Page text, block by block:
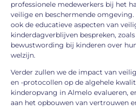
professionele medewerkers bij het
veilige en beschermende
ook de educatieve aspecten van
kinderdagverblijven bespreken,
bewustwording bij kinderen over
welzijn.
Verder zullen we de impact van
en -protocollen op de algehele
kinderopvang in Almelo evalueren,
aan het opbouwen van vertrouwen